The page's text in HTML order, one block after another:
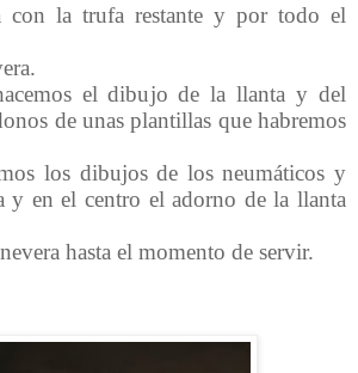
con la trufa restante y por todo el
el dibujo de la llanta y del
de unas plantillas que habremos
los dibujos de los neumáticos y
y en el centro el adorno de la llanta
hasta el momento de servir.